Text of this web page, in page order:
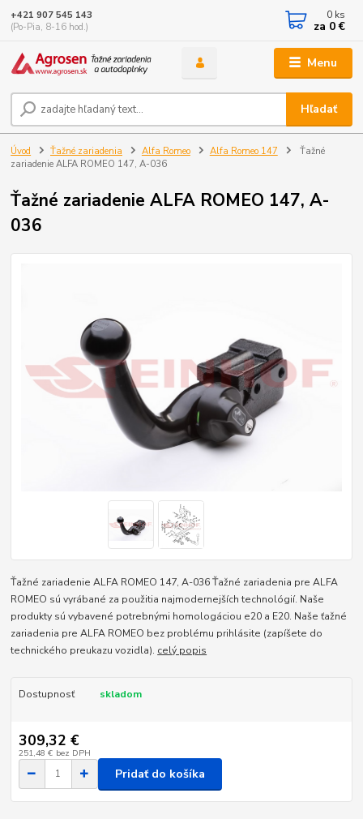
Menu
Hľadať
+421 907 545 143
(Po-Pia, 8-16 hod.)
0 ks
za 0 €
Úvod Ťažné zariadenia Alfa Romeo Alfa Romeo 147
Ťažné
zariadenie ALFA ROMEO 147, A-036
Ťažné zariadenie ALFA ROMEO 147, A-
036
Ťažné zariadenie ALFA ROMEO 147, A-036 Ťažné zariadenia pre ALFA
ROMEO sú vyrábané za použitia najmodernejších technológií. Naše
produkty sú vybavené potrebnými homologáciou e20 a E20. Naše ťažné
zariadenia pre ALFA ROMEO bez problému prihlásite (zapíšete do
technického preukazu vozidla). celý popis
Dostupnosť skladom
309,32 €
251,48 € bez DPH
Pridať do košíka